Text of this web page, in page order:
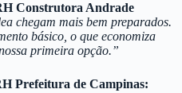
Construtora Andrade
chegam mais bem preparados.
básico, o que economiza
primeira opção.”
Prefeitura de Campinas: